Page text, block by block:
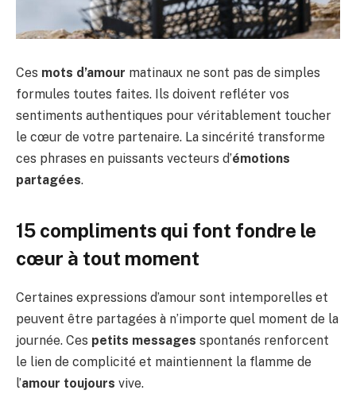
Ces mots d’amour matinaux ne sont pas de simples
formules toutes faites. Ils doivent refléter vos
sentiments authentiques pour véritablement toucher
le cœur de votre partenaire. La sincérité transforme
ces phrases en puissants vecteurs d’émotions
partagées.
15 compliments qui font fondre le
cœur à tout moment
Certaines expressions d’amour sont intemporelles et
peuvent être partagées à n’importe quel moment de la
journée. Ces petits messages spontanés renforcent
le lien de complicité et maintiennent la flamme de
l’amour toujours vive.